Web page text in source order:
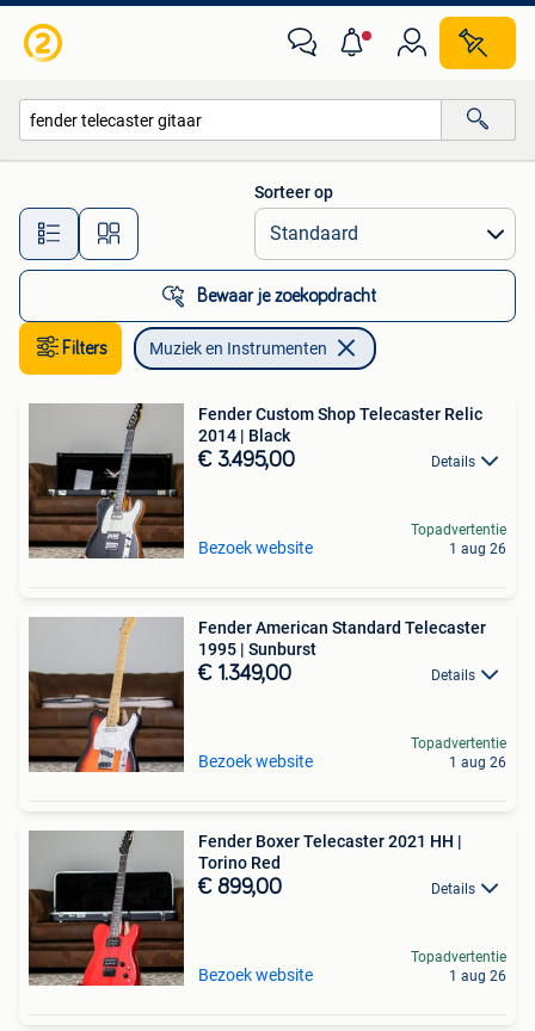
Alle afstanden…
Sorteer op
Bewaar je zoekopdracht
Filters Muziek en Instrumenten
Fender Custom Shop Telecaster Relic
2014 | Black
€ 3.495,00 Details
Bezoek website
Topadvertentie
1 aug 26
Fender American Standard Telecaster
1995 | Sunburst
€ 1.349,00 Details
Bezoek website
Topadvertentie
1 aug 26
Fender Boxer Telecaster 2021 HH |
Torino Red
€ 899,00 Details
Bezoek website
Topadvertentie
1 aug 26